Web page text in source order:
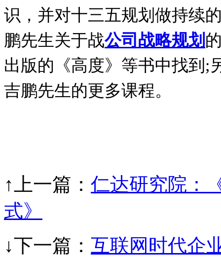
识，并对十三五规划做持续
鹏先生关于战公司战略规划
出版的《高度》等书中找到 ;
吉鹏先生的更多课程。
↑上一篇： 仁达研究院：
式》
↓下一篇： 互联网时代企